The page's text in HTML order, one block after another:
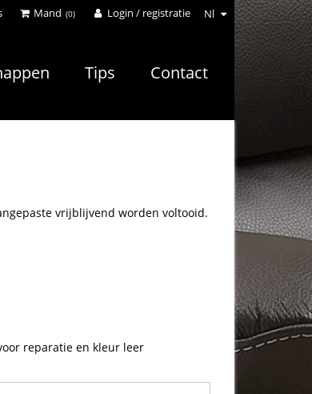
Tips Contact
Mand (0) Login / registratie Nl
vrijblijvend worden voltooid.
reparatie en kleur leer